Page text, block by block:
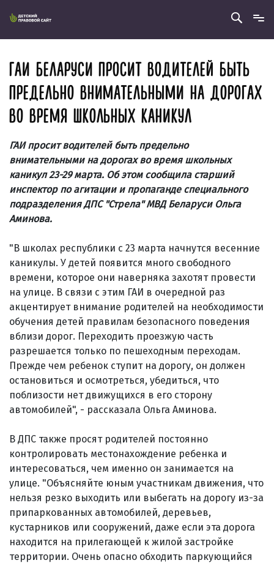
ГАИ БЕЛАРУСИ ПРОСИТ ВОДИТЕЛЕЙ БЫТЬ
ПРЕДЕЛЬНО ВНИМАТЕЛЬНЫМИ НА ДОРОГАХ
ВО ВРЕМЯ ШКОЛЬНЫХ КАНИКУЛ
ГАИ просит водителей быть предельно
внимательными на дорогах во время школьных
каникул 23-29 марта. Об этом сообщила старший
инспектор по агитации и пропаганде специального
подразделения ДПС "Стрела" МВД Беларуси Ольга
Аминова.
"В школах республики с 23 марта начнутся весенние
каникулы. У детей появится много свободного
времени, которое они наверняка захотят провести
на улице. В связи с этим ГАИ в очередной раз
акцентирует внимание родителей на необходимости
обучения детей правилам безопасного поведения
вблизи дорог. Переходить проезжую часть
разрешается только по пешеходным переходам.
Прежде чем ребенок ступит на дорогу, он должен
остановиться и осмотреться, убедиться, что
поблизости нет движущихся в его сторону
автомобилей", - рассказала Ольга Аминова.
В ДПС также просят родителей постоянно
контролировать местонахождение ребенка и
интересоваться, чем именно он занимается на
улице. "Объясняйте юным участникам движения, что
нельзя резко выходить или выбегать на дорогу из-за
припаркованных автомобилей, деревьев,
кустарников или сооружений, даже если эта дорога
находится на прилегающей к жилой застройке
территории. Очень опасно обходить паркующийся